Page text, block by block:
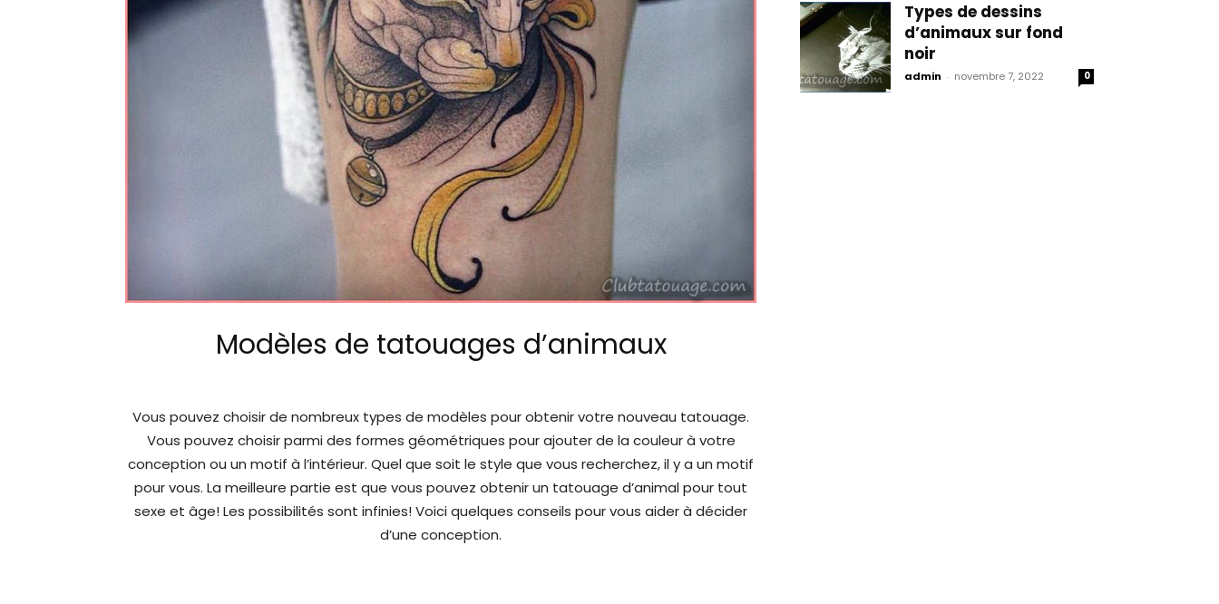
Modèles de tatouages d’animaux
Vous pouvez choisir de nombreux types de modèles pour obtenir votre nouveau tatouage.
Vous pouvez choisir parmi des formes géométriques pour ajouter de la couleur à votre
conception ou un motif à l’intérieur. Quel que soit le style que vous recherchez, il y a un motif
pour vous. La meilleure partie est que vous pouvez obtenir un tatouage d’animal pour tout
sexe et âge! Les possibilités sont infinies! Voici quelques conseils pour vous aider à décider
d’une conception.
Types de dessins
d’animaux sur fond
noir
admin - novembre 7, 2022 0